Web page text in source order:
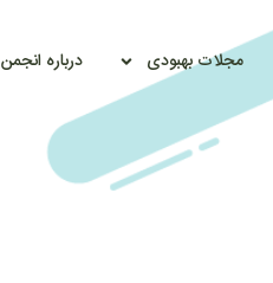
مجلات بهبودی درباره انجمن